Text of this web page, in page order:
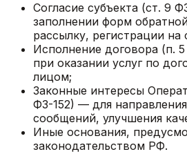
Согласие субъекта (ст. 9
заполнении форм
рассылку, регистрации на
Исполнение договора (п.
при оказании услуг по
лицом;
Законные интересы
ФЗ-152) — для
сообщений, улучшения
Иные основания,
законодательством РФ.